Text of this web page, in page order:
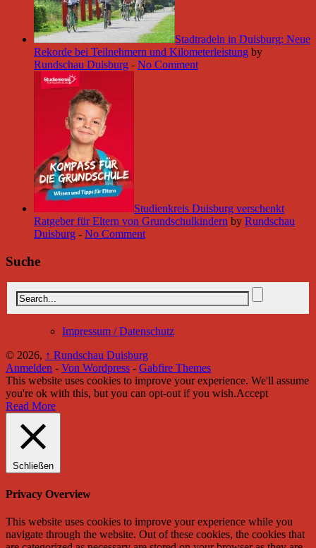
Stadtradeln in Duisburg: Neue
Rekorde bei Teilnehmern und Kilometerleistung by
Rundschau Duisburg - No Comment
Studienkreis Duisburg verschenkt
Ratgeber für Eltern von Grundschulkindern by Rundschau
Duisburg - No Comment
Suche
Impressum / Datenschutz
© 2026, ↑ Rundschau Duisburg
Anmelden - Von Wordpress - Gabfire Themes
This website uses cookies to improve your experience. We'll assume
you're ok with this, but you can opt-out if you wish.Accept
Read More
Schließen
Privacy Overview
This website uses cookies to improve your experience while you
navigate through the website. Out of these cookies, the cookies that